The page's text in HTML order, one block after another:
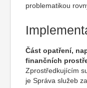
problematikou
Část opatření,
finančních
Zprostředkujícím
je Správa služeb